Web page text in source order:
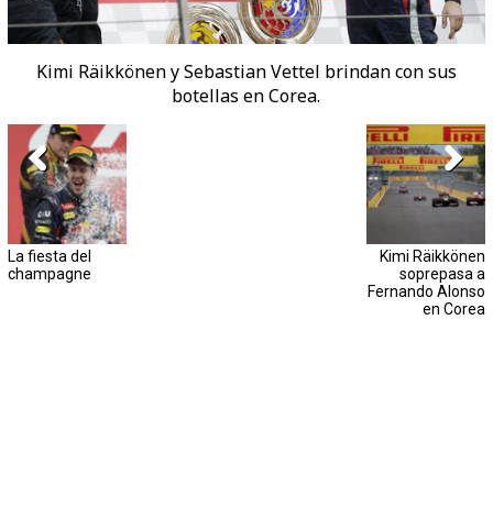
Kimi Räikkönen y Sebastian Vettel brindan con sus
botellas en Corea.
La fiesta del
champagne
Kimi Räikkönen
soprepasa a
Fernando Alonso
en Corea